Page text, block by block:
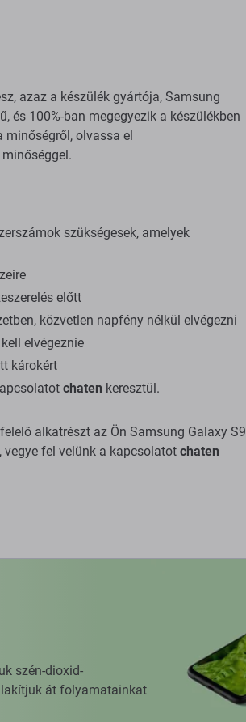
azaz a készülék gyártója, Samsung
és 100%-ban megegyezik a készülékben
minőségről, olvassa el
szükségesek, amelyek
előtt
közvetlen napfény nélkül elvégezni
elvégeznie
károkért
chaten keresztül.
alkatrészt az Ön Samsung Galaxy S9
vegye fel velünk a kapcsolatot chaten
szén-dioxid-
át folyamatainkat